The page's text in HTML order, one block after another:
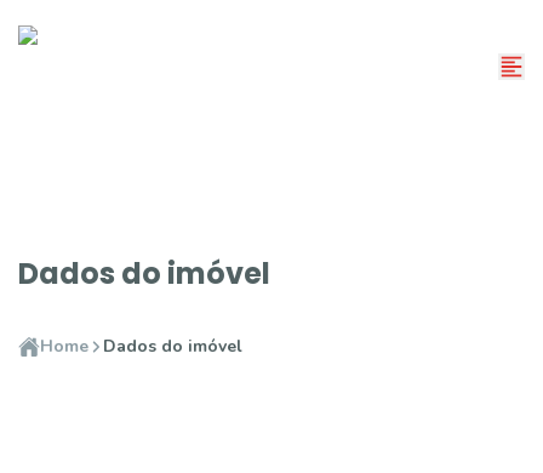
Dados do imóvel
Home Dados do imóvel